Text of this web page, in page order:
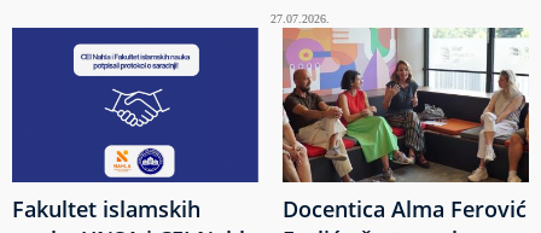
27.07.2026.
Fakultet islamskih
Docentica Alma Ferović